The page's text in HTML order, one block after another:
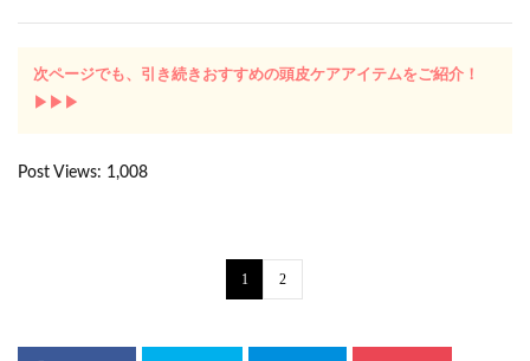
次ページでも、引き続きおすすめの頭皮ケアアイテムをご紹介！
▶︎▶︎▶︎
Post Views: 1,008
1 2